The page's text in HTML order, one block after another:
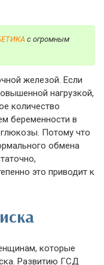
с огромным
железой. Если
нагрузкой,
количество
беременности в
Потому что
обмена
это приводит к
которые
Развитию ГСД